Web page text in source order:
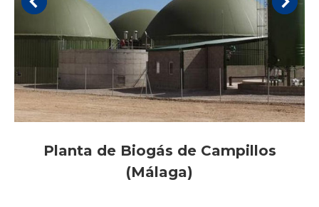
Planta de Biogás de Campillos
(Málaga)